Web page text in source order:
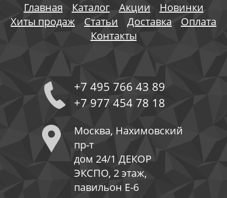
Главная Каталог Акции
Новинки
Хиты продаж
Статьи Доставка
Оплата
Контакты
+7 495 766 43 89
+7 977 454 78 18
Москва, Нахимовский
пр-т
дом 24/1 ДЕКОР
ЭКСПО, 2 этаж,
павильон Е-6